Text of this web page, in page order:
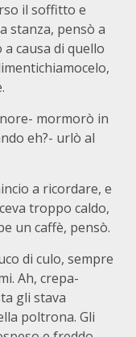
il soffitto e
stanza, pensò a
causa di quello
mormorò in
eh?- urlò al
a ricordare, e
troppo caldo,
un caffè, pensò.
di culo, sempre
Ah, crepa-
gli stava
poltrona. Gli